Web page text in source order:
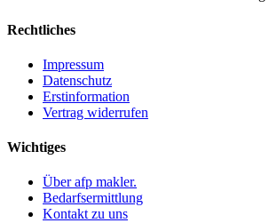
Rechtliches
Impressum
Datenschutz
Erstinformation
Vertrag widerrufen
Wichtiges
Über afp makler.
Bedarfsermittlung
Kontakt zu uns